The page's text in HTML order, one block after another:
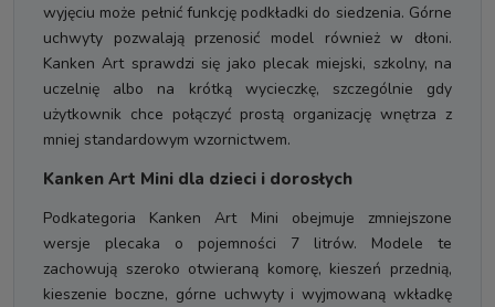
wyjęciu może pełnić funkcję podkładki do siedzenia. Górne
uchwyty pozwalają przenosić model również w dłoni.
Kanken Art sprawdzi się jako plecak miejski, szkolny, na
uczelnię albo na krótką wycieczkę, szczególnie gdy
użytkownik chce połączyć prostą organizację wnętrza z
mniej standardowym wzornictwem.
Kanken Art Mini dla dzieci i dorosłych
Podkategoria Kanken Art Mini obejmuje zmniejszone
wersje plecaka o pojemności 7 litrów. Modele te
zachowują szeroko otwieraną komorę, kieszeń przednią,
kieszenie boczne, górne uchwyty i wyjmowaną wkładkę